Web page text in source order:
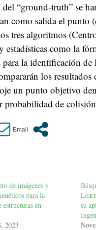
“ground-truth” se
como salida el punto
tres algoritmos
como la
la identificación
los resultados
un punto objetivo
probabilidad de
de imágenes y
para la
estructuras en
2023
su